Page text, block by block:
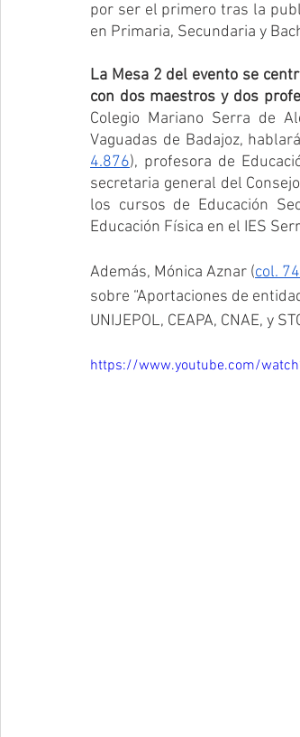
por ser el primero tras la
en Primaria, Secundaria y
La Mesa 2 del evento se
con dos maestros y dos
Colegio Mariano Serra de
Vaguadas de Badajoz,
4.876), profesora de
secretaria general del
los cursos de Educación
Educación Física en el IES
Además, Mónica Aznar (col.
sobre “Aportaciones de
UNIJEPOL, CEAPA, CNAE, y
https://www.youtube.com/